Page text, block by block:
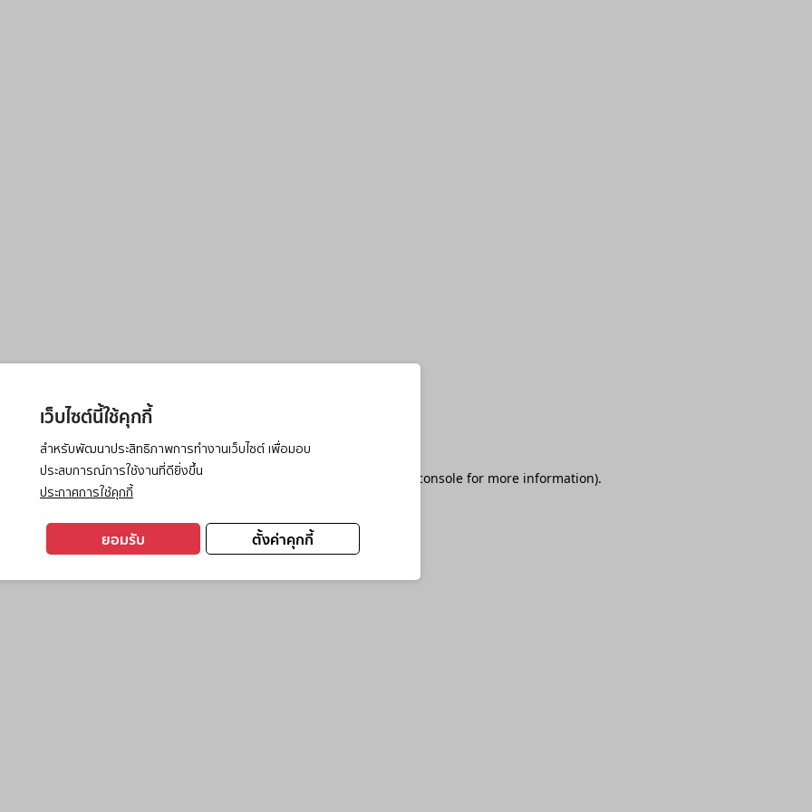
เว็บไซต์นี้ใช้คุกกี้
สำหรับพัฒนาประสิทธิภาพการทำงานเว็บไซต์ เพื่อมอบ
ประสบการณ์การใช้งานที่ดียิ่งขึ้น
ประกาศการใช้คุกกี้
ตั้งค่าคุกกี้
ยอมรับ
has occurred while loading browser console for more information).